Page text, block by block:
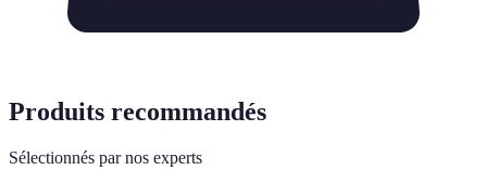
Produits recommandés
Sélectionnés par nos experts